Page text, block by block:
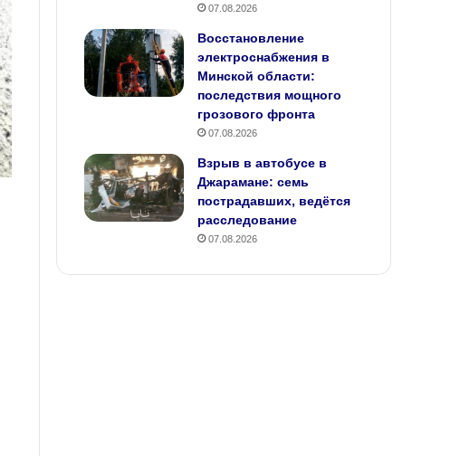
07.08.2026
Восстановление
электроснабжения в
Минской области:
последствия мощного
грозового фронта
07.08.2026
Взрыв в автобусе в
Джарамане: семь
пострадавших, ведётся
расследование
07.08.2026